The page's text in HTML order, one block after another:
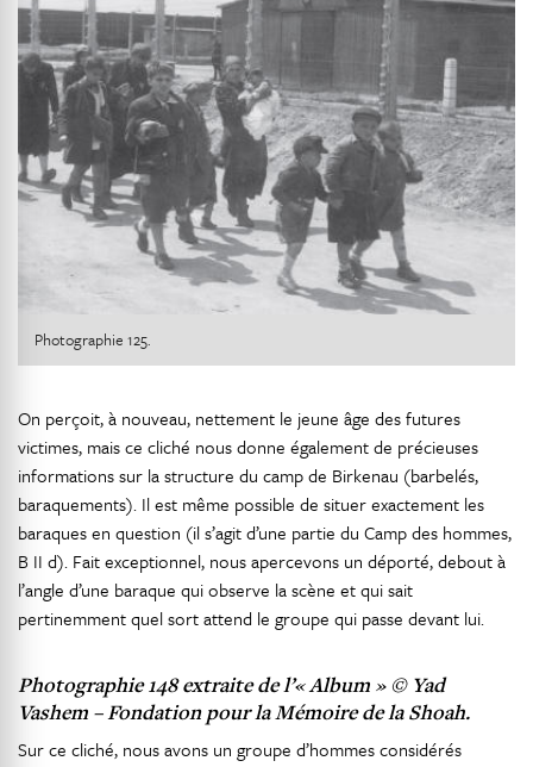
Photographie 125.
On perçoit, à nouveau, nettement le jeune âge des futures
victimes, mais ce cliché nous donne également de précieuses
informations sur la structure du camp de Birkenau (barbelés,
baraquements). Il est même possible de situer exactement les
baraques en question (il s’agit d’une partie du Camp des hommes,
B II d). Fait exceptionnel, nous apercevons un déporté, debout à
l’angle d’une baraque qui observe la scène et qui sait
pertinemment quel sort attend le groupe qui passe devant lui.
Photographie 148 extraite de l’« Album » © Yad
Vashem – Fondation pour la Mémoire de la Shoah.
Sur ce cliché, nous avons un groupe d’hommes considérés